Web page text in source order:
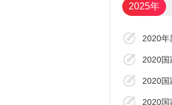
2025年